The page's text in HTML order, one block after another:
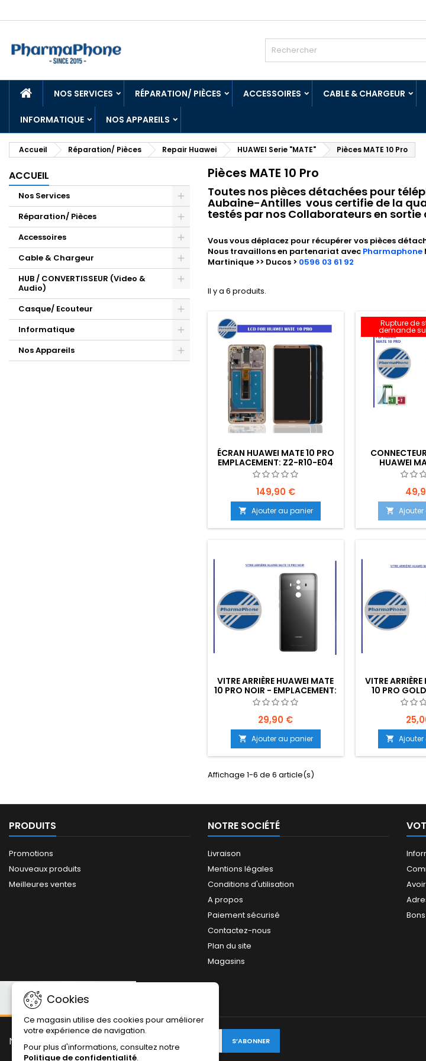
ACCUEILNOS SERVICES RÉPARATION/ PIÈCES ACCESSOIRES CABLE & CHARGEUR
INFORMATIQUE NOS APPAREILS
Accueil Réparation/ Pièces Repair Huawei HUAWEI Serie "MATE" Pièces MATE 10 Pro
ACCUEIL
Nos Services
Réparation/ Pièces
Accessoires
Cable & Chargeur
HUB / CONVERTISSEUR (Video &
Audio)
Casque/ Ecouteur
Informatique
Nos Appareils
Pièces MATE 10 Pro
Toutes nos pièces détachées pour
Aubaine-Antilles vous certifie de la
testés par nos Collaborateurs en sortie
Vous vous déplacez pour récupérer vos pièces
Nous travaillons en partenariat avec Pharmaphone
Martinique >> Ducos > 0596 03 61 92
Il y a 6 produits.
ÉCRAN HUAWEI MATE 10 PRO
EMPLACEMENT: Z2-R10-E04
149,90 €
 Ajouter au panier
Rupture de
demande
HUAWEI

VITRE ARRIÈRE HUAWEI MATE
10 PRO NOIR - EMPLACEMENT:
Z2 R15 E48
29,90 €
 Ajouter au panier
VITRE
10 PRO

Affichage 1-6 de 6 article(s)
PRODUITS
Promotions
Nouveaux produits
Meilleures ventes
NOTRE SOCIÉTÉ
Livraison
Mentions légales
Conditions d'utilisation
A propos
Paiement sécurisé
Contactez-nous
Plan du site
Magasins
Cookies
Ce magasin utilise des cookies pour améliorer
votre expérience de navigation.
Pour plus d'informations, consultez notre
Politique de confidentialité.
NEWSLETTER: